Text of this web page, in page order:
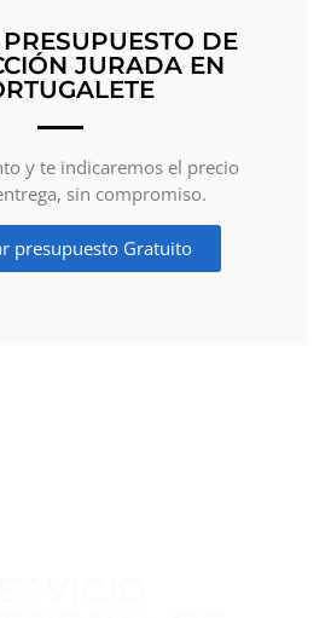
DE
JURADA EN
y te indicaremos el precio
sin compromiso.
presupuesto Gratuito